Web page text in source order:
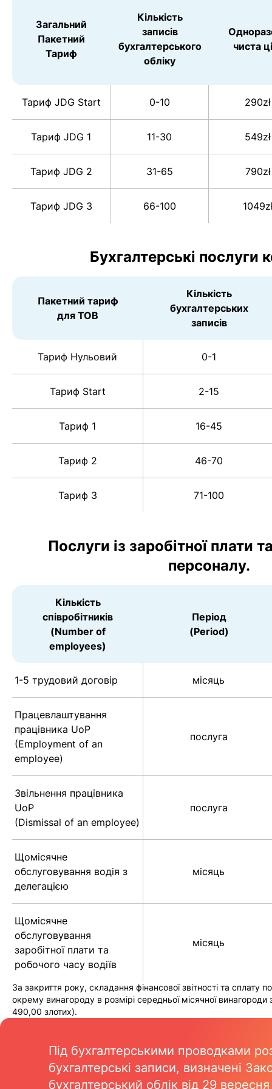
Загальний
Пакетний
Тариф
Кількість
записів
бухгалтерського
обліку
чиста
Тариф JDG Start 0-10 290zł
Тариф JDG 1 11-30 549zł
Тариф JDG 2 31-65 790zł
Тариф JDG 3 66-100
Бухгалтерські послуги
Пакетний тариф
для ТОВ
Кількість
бухгалтерських
записів
Тариф Нульовий 0-1
Тариф Start 2-15
Тариф 1 16-45
Тариф 2 46-70
Тариф 3 71-100
Послуги із заробітної плати
персоналу.
Кількість
співробітників
(Number of
employees)
Період
(Period)
1-5 трудовий договір місяць
Працевлаштування
працівника UoP
(Employment of an
employee)
послуга
Звільнення працівника
UoP
(Dismissal of an employee)
послуга
Щомісячне
обслуговування водія з
делегацією
місяць
Щомісячне
обслуговування
заробітної плати та
робочого часу водіїв
місяць
За закриття року, складання фінансової звітності та сплату
окрему винагороду в розмірі середньої місячної
490,00 злотих).
Під бухгалтерськими проводками
бухгалтерські записи, визначені
бухгалтерський облік від 29